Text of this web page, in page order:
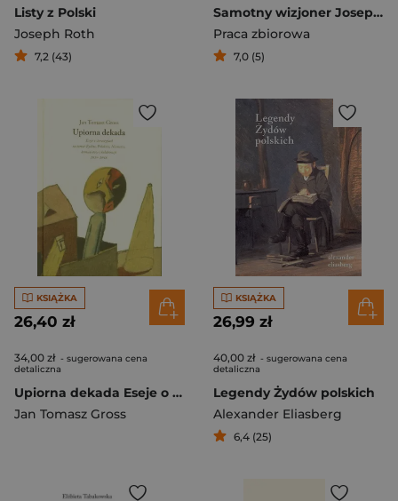
Listy z Polski
Joseph Roth
7,2 (43)
Samotny wizjoner Joseph Roth we wspomnieniach przyjaciół, esejach krytycznych i artykułach prasowych
Praca zbiorowa
7,0 (5)
KSIĄŻKA
26,40 zł
34,00 zł - sugerowana cena
detaliczna
Upiorna dekada Eseje o stereotypach na temat Żydów, Polaków, Niemców, komunistów i kolaboracji 1939-1948
Jan Tomasz Gross
KSIĄŻKA
26,99 zł
40,00 zł - sugerowana cena
detaliczna
Legendy Żydów polskich
Alexander Eliasberg
6,4 (25)